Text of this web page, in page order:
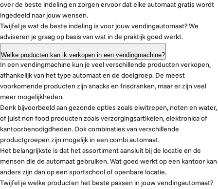
over de beste indeling en zorgen ervoor dat elke automaat gratis wordt
ingedeeld naar jouw wensen.
Twijfel je wat de beste indeling is voor jouw vendingautomaat? We
adviseren je graag op basis van wat in de praktijk goed werkt.
Welke producten kan ik verkopen in een vendingmachine?
In een vendingmachine kun je veel verschillende producten verkopen,
afhankelijk van het type automaat en de doelgroep. De meest
voorkomende producten zijn snacks en frisdranken, maar er zijn veel
meer mogelijkheden.
Denk bijvoorbeeld aan gezonde opties zoals eiwitrepen, noten en water,
of juist non food producten zoals verzorgingsartikelen, elektronica of
kantoorbenodigdheden. Ook combinaties van verschillende
productgroepen zijn mogelijk in een combi automaat.
Het belangrijkste is dat het assortiment aansluit bij de locatie en de
mensen die de automaat gebruiken. Wat goed werkt op een kantoor kan
anders zijn dan op een sportschool of openbare locatie.
Twijfel je welke producten het beste passen in jouw vendingautomaat?